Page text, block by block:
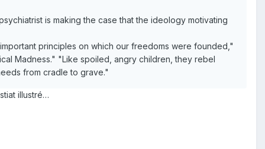
is making the case that the ideology motivating
principles on which our freedoms were founded,"
Madness." "Like spoiled, angry children, they rebel
from cradle to grave."
illustré…